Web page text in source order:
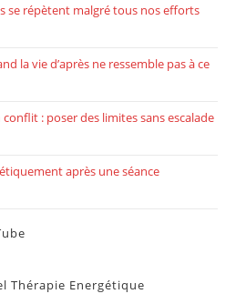
se répètent malgré tous nos efforts
la vie d’après ne ressemble pas à ce
: poser des limites sans escalade
après une séance
Thérapie Energétique